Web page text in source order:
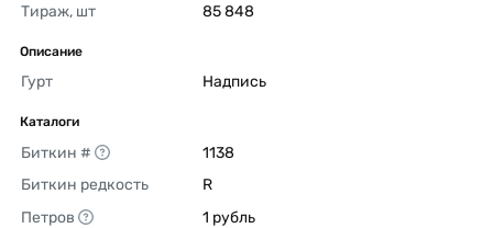
Тираж, шт
85 848
Описание
Гурт Надпись
Каталоги
Биткин #
1138
Биткин редкость
R
Петров
1 рубль